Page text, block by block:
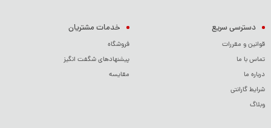
دسترسی سریع
قوانین و مقررات
تماس با ما
درباره ما
شرایط گارانتی
وبلاگ
خدمات مشتریان
فروشگاه
پیشنهادهای شگفت انگیز
مقایسه